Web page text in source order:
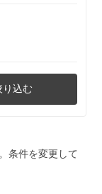
り込む
条件を変更して